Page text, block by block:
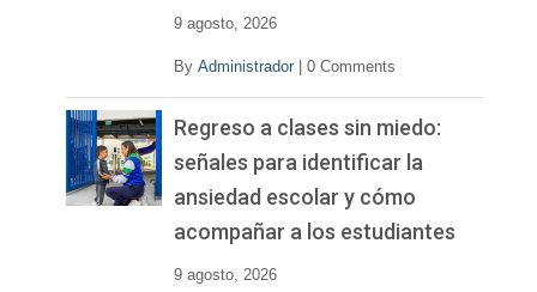
9 agosto, 2026
By Administrador 0 Comments
Regreso a clases sin miedo:
señales para identificar la
ansiedad escolar y cómo
acompañar a los estudiantes
9 agosto, 2026